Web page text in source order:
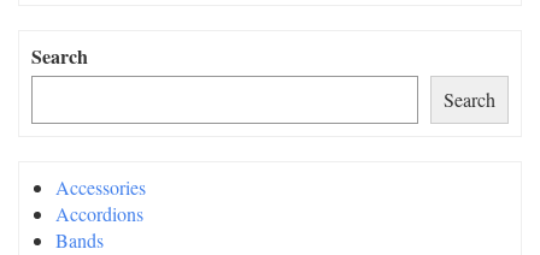
Search
Search
Accessories
Accordions
Bands